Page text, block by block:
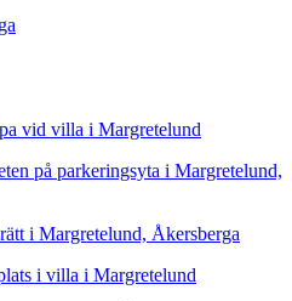
vid villa i Margretelund
på parkeringsyta i Margretelund,
i Margretelund, Åkersberga
i villa i Margretelund